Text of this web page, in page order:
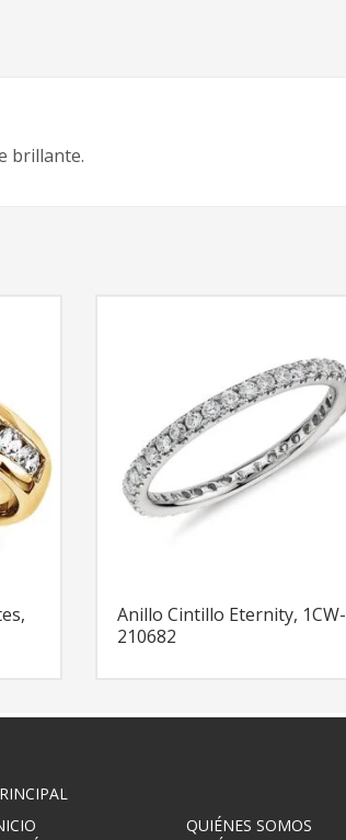
brillante.
Anillo Cintillo Eternity, 1CW-
210682
QUIÉNES SOMOS